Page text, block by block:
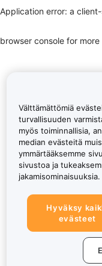
Application error: a
browser console for
Välttämättömiä
turvallisuuden
myös toiminnallisia,
median evästeitä
ymmärtääksemme
sivustoa ja
jakamisominaisuuksia.
Hyväksy
evästeet